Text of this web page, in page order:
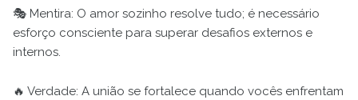
🎭 Mentira: O amor sozinho resolve tudo; é necessário
esforço consciente para superar desafios externos e
internos.
🔥 Verdade: A união se fortalece quando vocês enfrentam